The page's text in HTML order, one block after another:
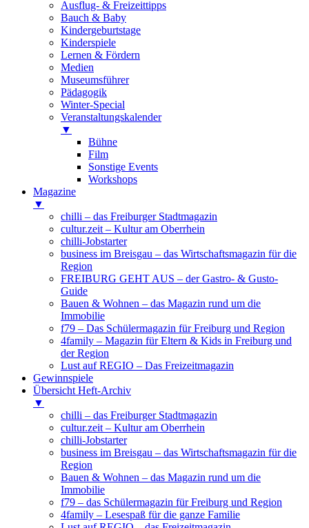
Ausflug- & Freizeittipps
Bauch & Baby
Kindergeburtstage
Kinderspiele
Lernen & Fördern
Medien
Museumsführer
Pädagogik
Winter-Special
Veranstaltungskalender
▼
Bühne
Film
Sonstige Events
Workshops
Magazine
▼
chilli – das Freiburger Stadtmagazin
cultur.zeit – Kultur am Oberrhein
chilli-Jobstarter
business im Breisgau – das Wirtschaftsmagazin für die
Region
FREIBURG GEHT AUS – der Gastro- & Gusto-
Guide
Bauen & Wohnen – das Magazin rund um die
Immobilie
f79 – Das Schülermagazin für Freiburg und Region
4family – Magazin für Eltern & Kids in Freiburg und
der Region
Lust auf REGIO – Das Freizeitmagazin
Gewinnspiele
Übersicht Heft-Archiv
▼
chilli – das Freiburger Stadtmagazin
cultur.zeit – Kultur am Oberrhein
chilli-Jobstarter
business im Breisgau – das Wirtschaftsmagazin für die
Region
Bauen & Wohnen – das Magazin rund um die
Immobilie
f79 – das Schülermagazin für Freiburg und Region
4family – Lesespaß für die ganze Familie